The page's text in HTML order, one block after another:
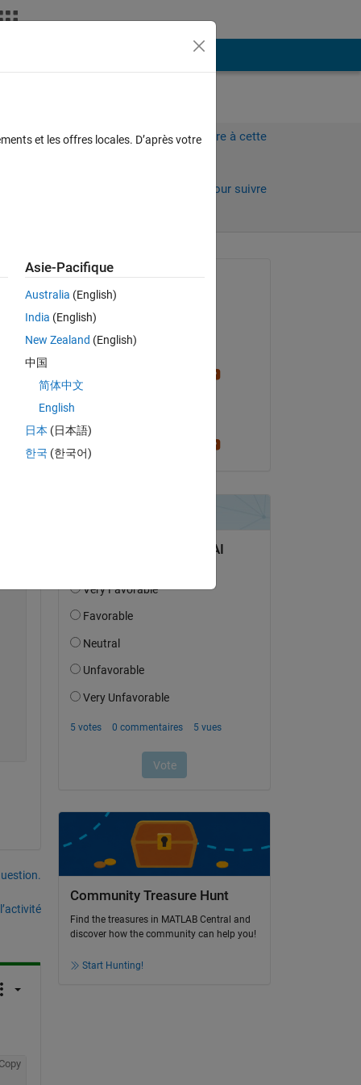
Connectez-vous pour répondre à cette
Connectez-vous pour suivre
Jhon Gray
le 25 Mai 2019
le 26 Mai 2019
Acceptée :
Community Treasure Hunt
Find the treasures in MATLAB Central and
discover how the community can help you!
Start Hunting!
et les offres locales. D’après votre
Asie-Pacifique
Australia (English)
India (English)
New Zealand (English)
中国
简体中文
English
日本 (日本語)
한국 (한국어)